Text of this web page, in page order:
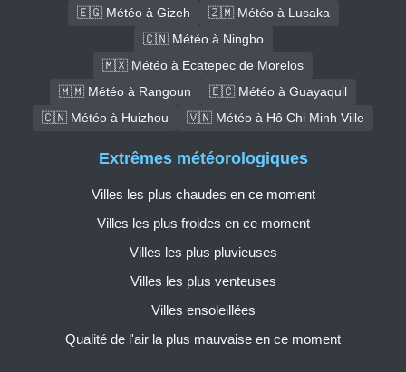
🇪🇬 Météo à Gizeh
🇿🇲 Météo à Lusaka
🇨🇳 Météo à Ningbo
🇲🇽 Météo à Ecatepec de Morelos
🇲🇲 Météo à Rangoun
🇪🇨 Météo à Guayaquil
🇨🇳 Météo à Huizhou
🇻🇳 Météo à Hô Chi Minh Ville
Extrêmes météorologiques
Villes les plus chaudes en ce moment
Villes les plus froides en ce moment
Villes les plus pluvieuses
Villes les plus venteuses
Villes ensoleillées
Qualité de l'air la plus mauvaise en ce moment